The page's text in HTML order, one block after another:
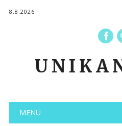
8.8.2026
Main menu
MENU